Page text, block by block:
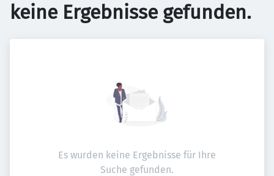
keine Ergebnisse gefunden.
Es wurden keine Ergebnisse für Ihre
Suche gefunden.